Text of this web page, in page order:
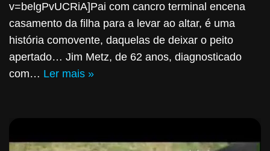
v=belgPvUCRiA]Pai com cancro terminal encena
casamento da filha para a levar ao altar, é uma
história comovente, daquelas de deixar o peito
apertado… Jim Metz, de 62 anos, diagnosticado
com… Ler mais »